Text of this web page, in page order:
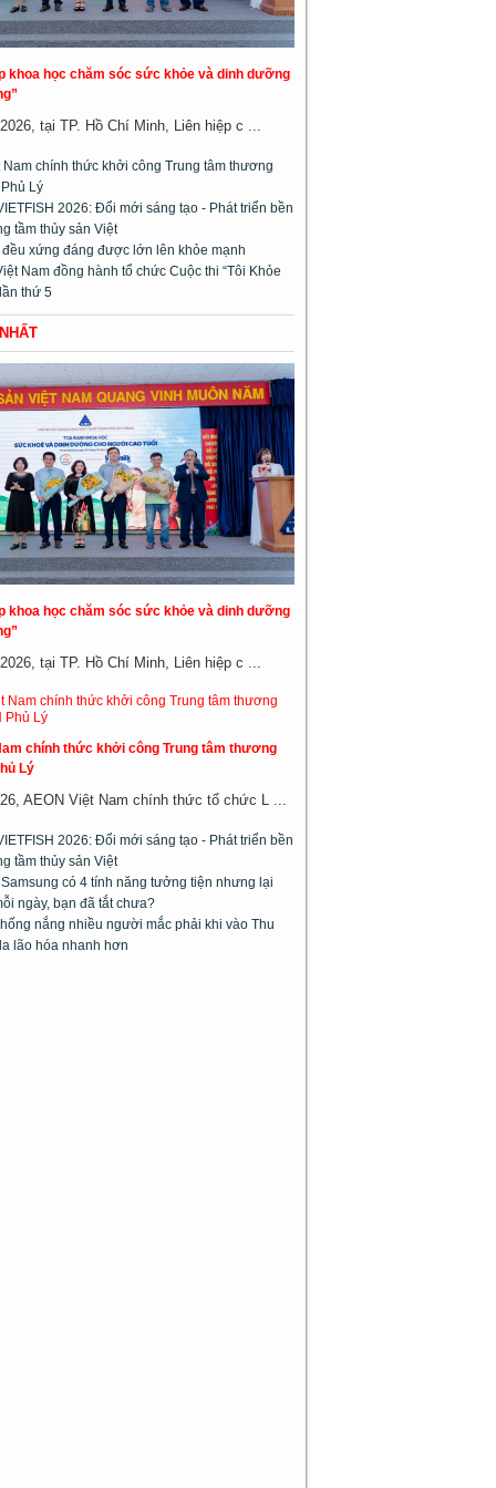
khoa học chăm sóc sức khỏe và dinh dưỡng
tại TP. Hồ Chí Minh, Liên hiệp c ...
Nam chính thức khởi công Trung tâm thương
Lý
2026: Đổi mới sáng tạo - Phát triển bền
tầm thủy sản Việt
đều xứng đáng được lớn lên khỏe mạnh
Nam đồng hành tổ chức Cuộc thi “Tôi Khỏe
thứ 5
khoa học chăm sóc sức khỏe và dinh dưỡng
tại TP. Hồ Chí Minh, Liên hiệp c ...
chính thức khởi công Trung tâm thương
Lý
AEON Việt Nam chính thức tổ chức L ...
2026: Đổi mới sáng tạo - Phát triển bền
tầm thủy sản Việt
có 4 tính năng tưởng tiện nhưng lại
ngày, bạn đã tắt chưa?
nắng nhiều người mắc phải khi vào Thu
lão hóa nhanh hơn